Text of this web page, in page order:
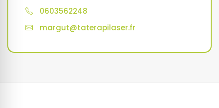
0603562248
margut@taterapilaser.fr